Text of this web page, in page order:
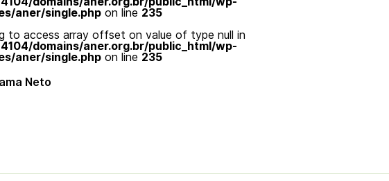
aner/single.php on line 235
to access array offset on value of type null in
domains/aner.org.br/public_html/wp-
aner/single.php on line 235
Neto